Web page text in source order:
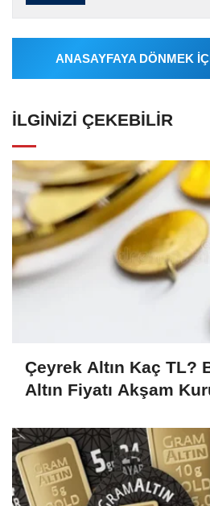
tarafından geçilen
ANASAYFAYA DÖNMEK
İLGINIZI ÇEKEBILIR
Çeyrek Altın Kaç TL?
Altın Fiyatı Akşam